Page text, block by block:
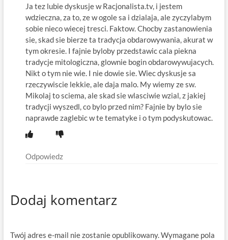
Ja tez lubie dyskusje w Racjonalista.tv, i jestem
wdzieczna, za to, ze w ogole sa i dzialaja, ale zyczylabym
sobie nieco wiecej tresci. Faktow. Chocby zastanowienia
sie, skad sie bierze ta tradycja obdarowywania, akurat w
tym okresie. I fajnie byloby przedstawic cala piekna
tradycje mitologiczna, glownie bogin obdarowywujacych.
Nikt o tym nie wie. I nie dowie sie. Wiec dyskusje sa
rzeczywiscie lekkie, ale daja malo. My wiemy ze sw.
Mikolaj to sciema, ale skad sie wlasciwie wzial, z jakiej
tradycji wyszedl, co bylo przed nim? Fajnie by bylo sie
naprawde zaglebic w te tematyke i o tym podyskutowac.
Odpowiedz
Dodaj komentarz
Twój adres e-mail nie zostanie opublikowany.Wymagane pola